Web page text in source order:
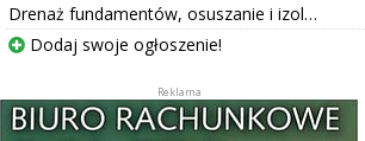
Drenaż fundamentów, osuszanie i izol…
Dodaj swoje ogłoszenie!